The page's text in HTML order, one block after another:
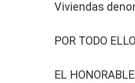
Viviendas
POR TODO
EL